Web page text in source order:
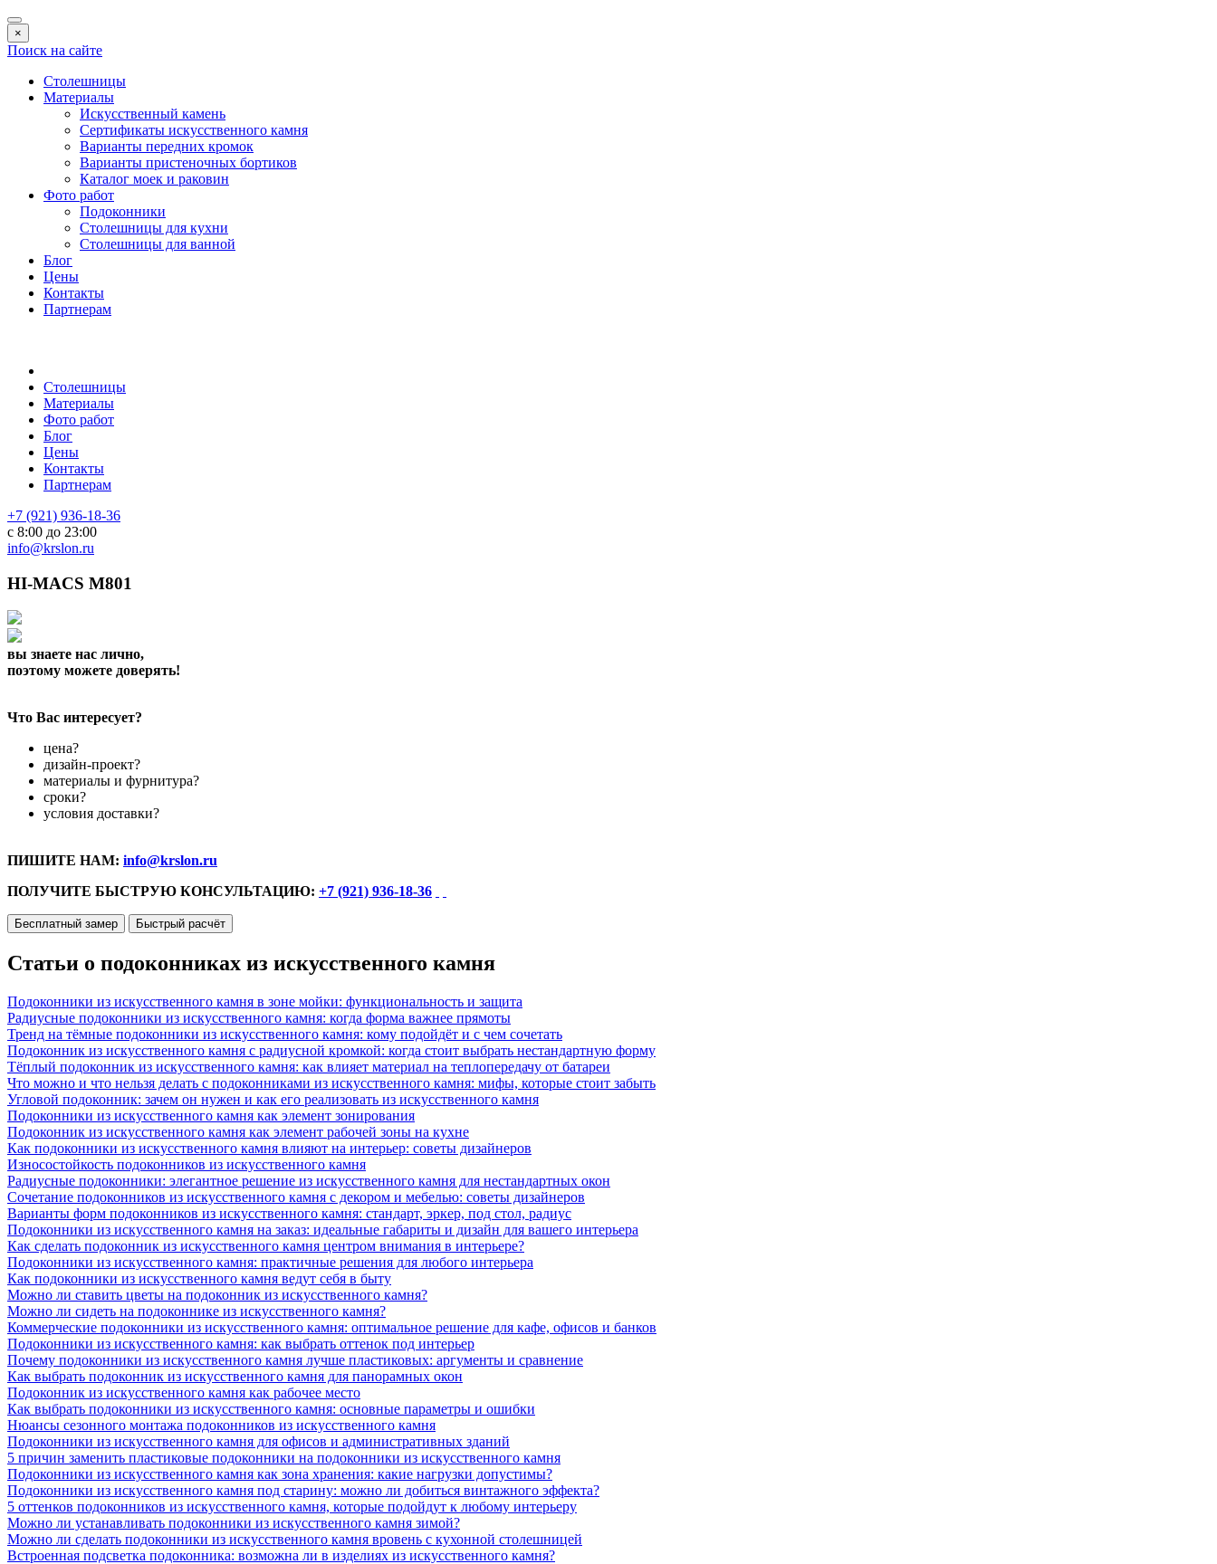
×
Поиск на сайте
Столешницы
Материалы
Искусственный камень
Сертификаты искусственного камня
Варианты передних кромок
Варианты пристеночных бортиков
Каталог моек и раковин
Фото работ
Подоконники
Столешницы для кухни
Столешницы для ванной
Блог
Цены
Контакты
Партнерам
Столешницы
Материалы
Фото работ
Блог
Цены
Контакты
Партнерам
+7 (921) 936-18-36
с 8:00 до 23:00
info@krslon.ru
HI-MACS M801
вы знаете нас лично,
поэтому можете доверять!
Что Вас интересует?
цена?
дизайн-проект?
материалы и фурнитура?
сроки?
условия доставки?
ПИШИТЕ НАМ: info@krslon.ru
ПОЛУЧИТЕ БЫСТРУЮ КОНСУЛЬТАЦИЮ: +7 (921) 936-18-36
Бесплатный замер Быстрый расчёт
Статьи о подоконниках из искусственного камня
Подоконники из искусственного камня в зоне мойки: функциональность и защита
Радиусные подоконники из искусственного камня: когда форма важнее прямоты
Тренд на тёмные подоконники из искусственного камня: кому подойдёт и с чем сочетать
Подоконник из искусственного камня с радиусной кромкой: когда стоит выбрать нестандартную форму
Тёплый подоконник из искусственного камня: как влияет материал на теплопередачу от батареи
Что можно и что нельзя делать с подоконниками из искусственного камня: мифы, которые стоит забыть
Угловой подоконник: зачем он нужен и как его реализовать из искусственного камня
Подоконники из искусственного камня как элемент зонирования
Подоконник из искусственного камня как элемент рабочей зоны на кухне
Как подоконники из искусственного камня влияют на интерьер: советы дизайнеров
Износостойкость подоконников из искусственного камня
Радиусные подоконники: элегантное решение из искусственного камня для нестандартных окон
Сочетание подоконников из искусственного камня с декором и мебелью: советы дизайнеров
Варианты форм подоконников из искусственного камня: стандарт, эркер, под стол, радиус
Подоконники из искусственного камня на заказ: идеальные габариты и дизайн для вашего интерьера
Как сделать подоконник из искусственного камня центром внимания в интерьере?
Подоконники из искусственного камня: практичные решения для любого интерьера
Как подоконники из искусственного камня ведут себя в быту
Можно ли ставить цветы на подоконник из искусственного камня?
Можно ли сидеть на подоконнике из искусственного камня?
Коммерческие подоконники из искусственного камня: оптимальное решение для кафе, офисов и банков
Подоконники из искусственного камня: как выбрать оттенок под интерьер
Почему подоконники из искусственного камня лучше пластиковых: аргументы и сравнение
Как выбрать подоконник из искусственного камня для панорамных окон
Подоконник из искусственного камня как рабочее место
Как выбрать подоконники из искусственного камня: основные параметры и ошибки
Нюансы сезонного монтажа подоконников из искусственного камня
Подоконники из искусственного камня для офисов и административных зданий
5 причин заменить пластиковые подоконники на подоконники из искусственного камня
Подоконники из искусственного камня как зона хранения: какие нагрузки допустимы?
Подоконники из искусственного камня под старину: можно ли добиться винтажного эффекта?
5 оттенков подоконников из искусственного камня, которые подойдут к любому интерьеру
Можно ли устанавливать подоконники из искусственного камня зимой?
Можно ли сделать подоконники из искусственного камня вровень с кухонной столешницей
Встроенная подсветка подоконника: возможна ли в изделиях из искусственного камня?